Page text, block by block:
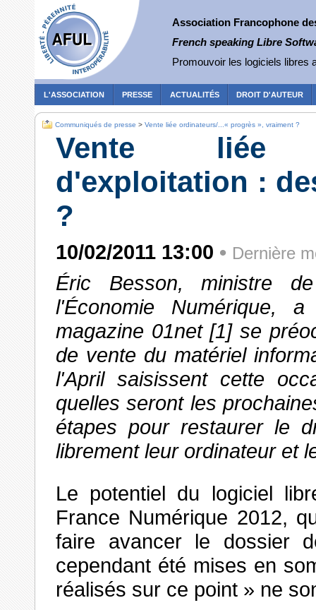
Association Francophone
French speaking Libre
Promouvoir les logiciels libres
L'ASSOCIATION PRESSE ACTUALITÉS DROIT D'AUTEUR
Communiqués de presse > Vente liée ordinateurs/...« progrès », vraiment ?
Vente liée
d'exploitation :
?
10/02/2011 13:00 • Dernière
Éric Besson, ministre
l'Économie Numérique,
magazine 01net [1] se
de vente du matériel
l'April saisissent cette
quelles seront les
étapes pour restaurer le
librement leur ordinateur et
Le potentiel du logiciel
France Numérique 2012,
faire avancer le dossier
cependant été mises en
réalisés sur ce point » ne